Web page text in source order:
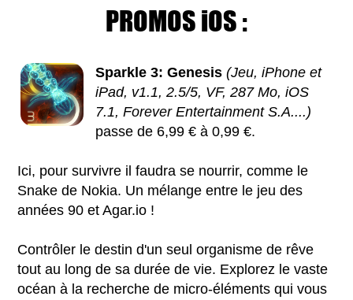
PROMOS iOS :
Sparkle 3: Genesis (Jeu, iPhone et
iPad, v1.1, 2.5/5, VF, 287 Mo, iOS
7.1, Forever Entertainment S.A....)
passe de 6,99 € à 0,99 €.
Ici, pour survivre il faudra se nourrir, comme le
Snake de Nokia. Un mélange entre le jeu des
années 90 et Agar.io !
Contrôler le destin d'un seul organisme de rêve
tout au long de sa durée de vie. Explorez le vaste
océan à la recherche de micro-éléments qui vous